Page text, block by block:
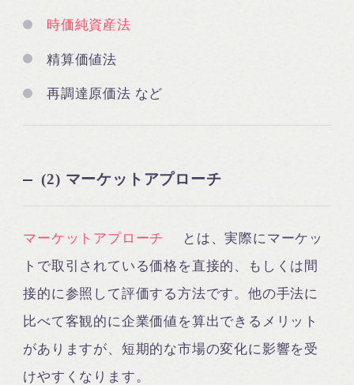
時価純資産法
精算価値法
再調達原価法 など
(2) マーケットアプローチ
マーケットアプローチ
とは、実際にマーケッ
トで取引されている価格を直接的、もしくは間
接的に参照して評価する方法です。他の手法に
比べて客観的に企業価値を算出できるメリット
がありますが、短期的な市場の変化に影響を受
けやすくなります。